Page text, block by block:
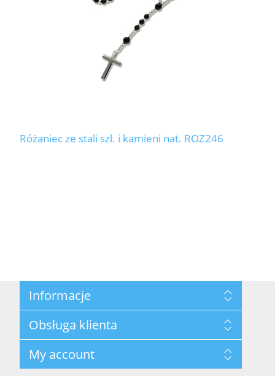
Różaniec ze stali szl. i kamieni nat. ROZ246
Informacje
Datenschutzrichtlinie
Bedingungen
Über uns - Hersteller von künstlichem Schmuck
Kontakt
Obsługa klienta
Nowości
Blog
My account